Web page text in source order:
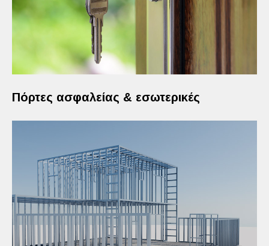
Πόρτες ασφαλείας & εσωτερικές